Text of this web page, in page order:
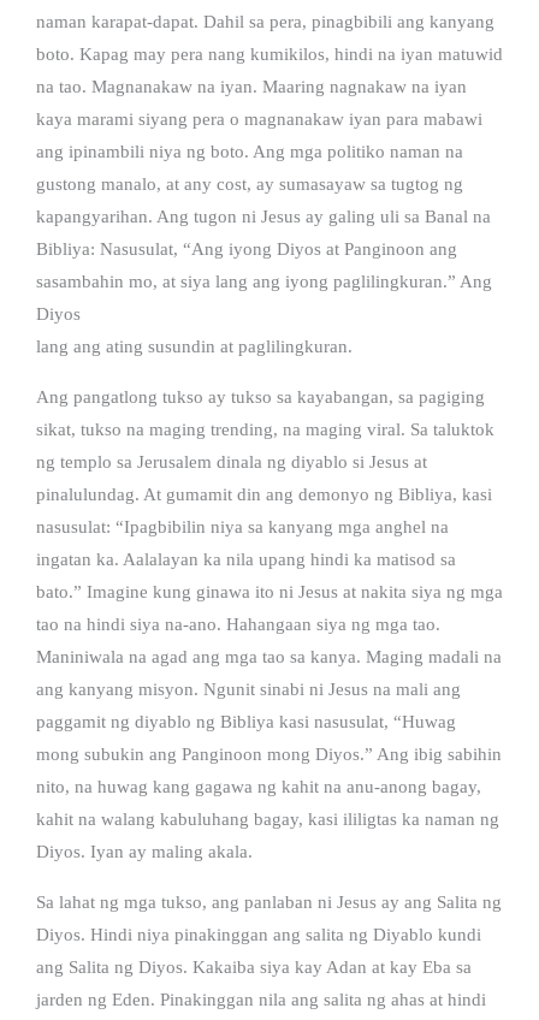
naman karapat-dapat. Dahil sa pera, pinagbibili ang kanyang
boto. Kapag may pera nang kumikilos, hindi na iyan matuwid
na tao. Magnanakaw na iyan. Maaring nagnakaw na iyan
kaya marami siyang pera o magnanakaw iyan para mabawi
ang ipinambili niya ng boto. Ang mga politiko naman na
gustong manalo, at any cost, ay sumasayaw sa tugtog ng
kapangyarihan. Ang tugon ni Jesus ay galing uli sa Banal na
Bibliya: Nasusulat, “Ang iyong Diyos at Panginoon ang
sasambahin mo, at siya lang ang iyong paglilingkuran.” Ang
Diyos
lang ang ating susundin at paglilingkuran.
Ang pangatlong tukso ay tukso sa kayabangan, sa pagiging
sikat, tukso na maging trending, na maging viral. Sa taluktok
ng templo sa Jerusalem dinala ng diyablo si Jesus at
pinalulundag. At gumamit din ang demonyo ng Bibliya, kasi
nasusulat: “Ipagbibilin niya sa kanyang mga anghel na
ingatan ka. Aalalayan ka nila upang hindi ka matisod sa
bato.” Imagine kung ginawa ito ni Jesus at nakita siya ng mga
tao na hindi siya na-ano. Hahangaan siya ng mga tao.
Maniniwala na agad ang mga tao sa kanya. Maging madali na
ang kanyang misyon. Ngunit sinabi ni Jesus na mali ang
paggamit ng diyablo ng Bibliya kasi nasusulat, “Huwag
mong subukin ang Panginoon mong Diyos.” Ang ibig sabihin
nito, na huwag kang gagawa ng kahit na anu-anong bagay,
kahit na walang kabuluhang bagay, kasi ililigtas ka naman ng
Diyos. Iyan ay maling akala.
Sa lahat ng mga tukso, ang panlaban ni Jesus ay ang Salita ng
Diyos. Hindi niya pinakinggan ang salita ng Diyablo kundi
ang Salita ng Diyos. Kakaiba siya kay Adan at kay Eba sa
jarden ng Eden. Pinakinggan nila ang salita ng ahas at hindi